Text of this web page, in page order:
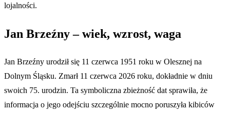
lojalności.
Jan Brzeźny – wiek, wzrost, waga
Jan Brzeźny urodził się 11 czerwca 1951 roku w Olesznej na
Dolnym Śląsku. Zmarł 11 czerwca 2026 roku, dokładnie w dniu
swoich 75. urodzin. Ta symboliczna zbieżność dat sprawiła, że
informacja o jego odejściu szczególnie mocno poruszyła kibiców